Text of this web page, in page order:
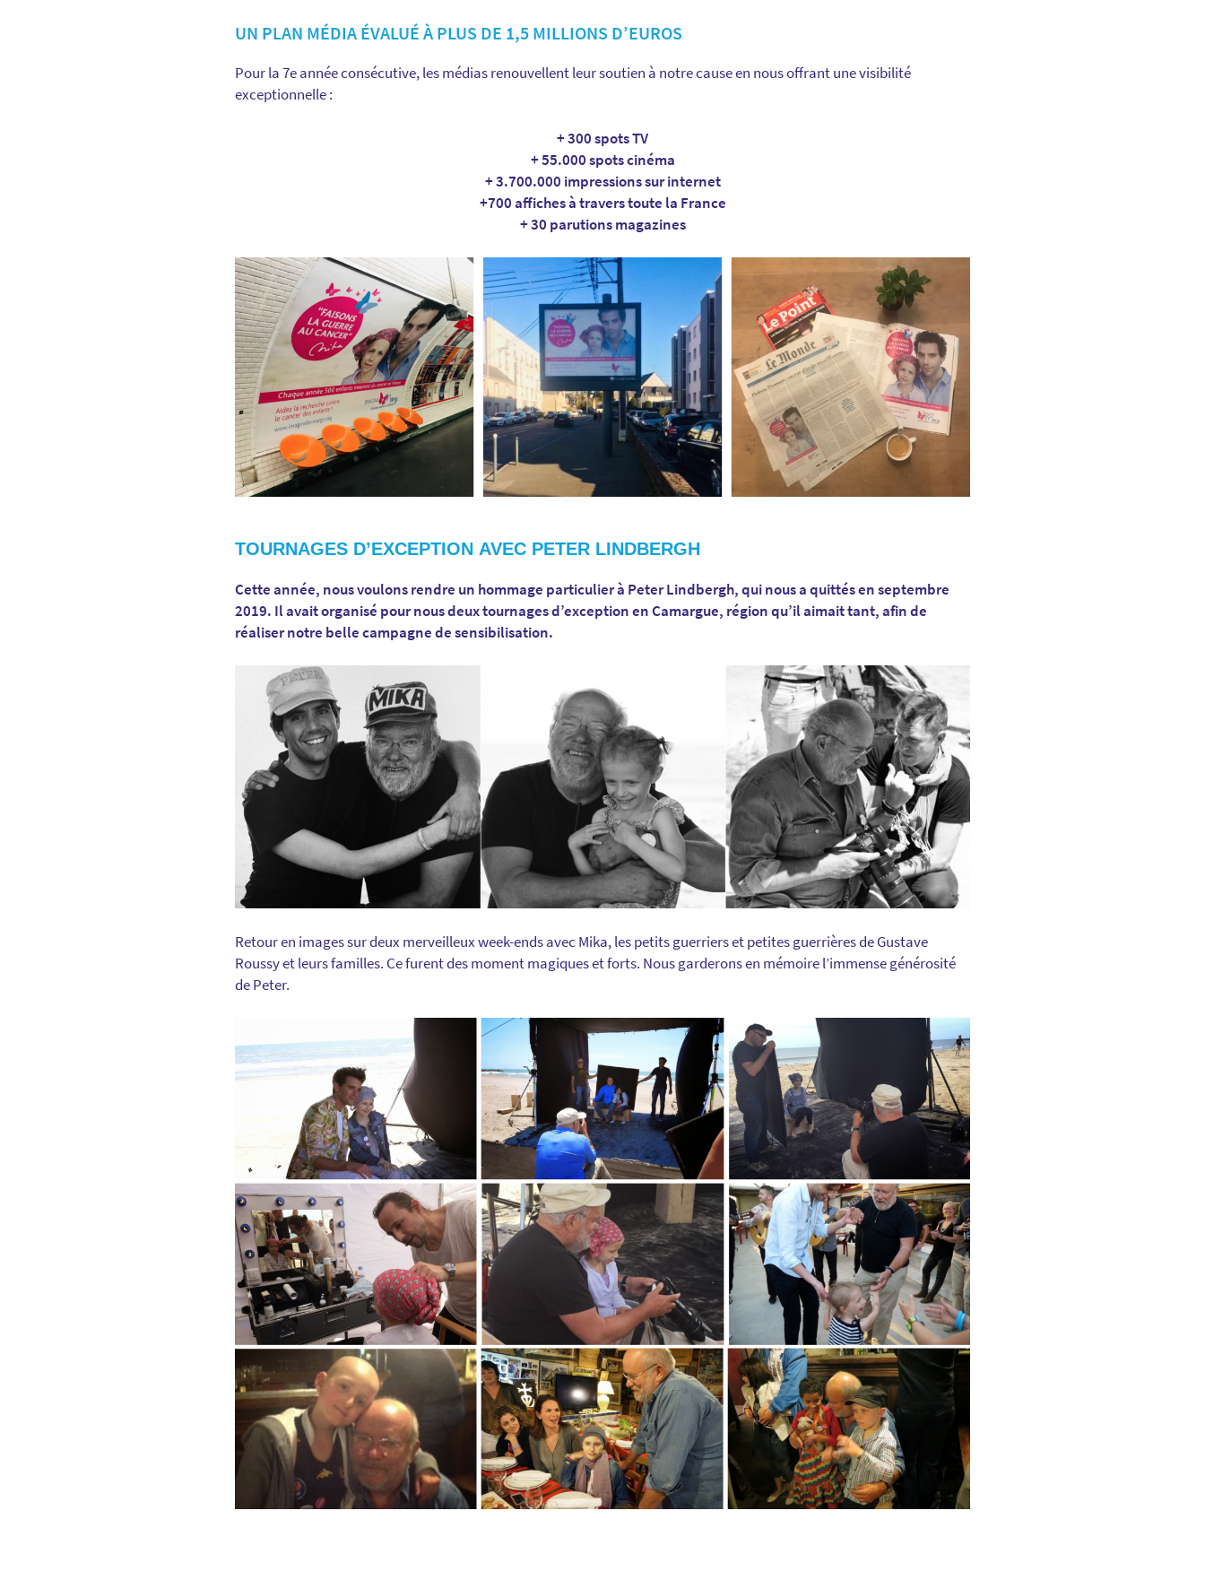
UN PLAN MÉDIA ÉVALUÉ À PLUS DE 1,5 MILLIONS D’EUROS
Pour la 7e année consécutive, les médias renouvellent leur soutien à notre cause en nous offrant une visibilité
exceptionnelle :
+ 300 spots TV
+ 55.000 spots cinéma
+ 3.700.000 impressions sur internet
+700 affiches à travers toute la France
+ 30 parutions magazines
TOURNAGES D’EXCEPTION AVEC PETER LINDBERGH
Cette année, nous voulons rendre un hommage particulier à Peter Lindbergh, qui nous a quittés en septembre
2019. Il avait organisé pour nous deux tournages d’exception en Camargue, région qu’il aimait tant, afin de
réaliser notre belle campagne de sensibilisation.
Retour en images sur deux merveilleux week-ends avec Mika, les petits guerriers et petites guerrières de Gustave
Roussy et leurs familles. Ce furent des moment magiques et forts. Nous garderons en mémoire l’immense générosité
de Peter.